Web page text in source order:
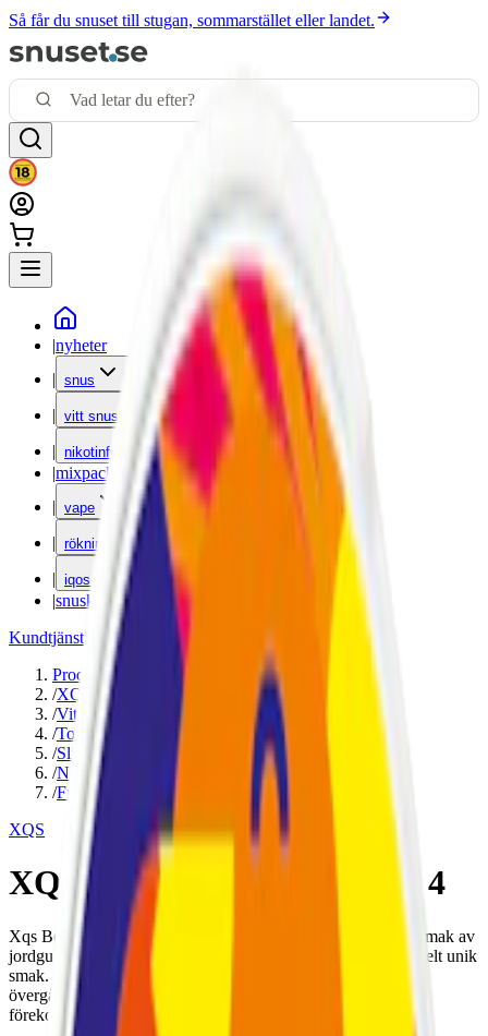
Så får du snuset till stugan, sommarstället eller landet.
|nyheter
| snus
| vitt snus
| nikotinfritt
|mixpack
| vape
| rökning
| iqos
|snuskuriren
Kundtjänst| Varumärken
Produkter
/XQS
/Vitt snus
/Torr Portion
/Slim
/Normal
/Frukt
XQS
XQS Berrynana Twist 8 mg 4
Xqs Berrynana Twist 8 mg är ett vitt snus i slimformat med smak av
jordgubb och banan. Normal styrka, helt utan tobak och en helt unik
smak. OBS! Xqs kommer med ny design. Under en
övergångsperiod kan både den nya och äldre dos-versionen
förekomma.